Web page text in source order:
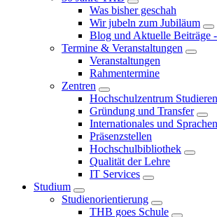
Was bisher geschah
Wir jubeln zum Jubiläum
Blog und Aktuelle Beiträge
Termine & Veranstaltungen
Veranstaltungen
Rahmentermine
Zentren
Hochschulzentrum
Gründung und Transfer
Internationales und Sprachen
Präsenzstellen
Hochschulbibliothek
Qualität der Lehre
IT Services
Studium
Studienorientierung
THB goes Schule